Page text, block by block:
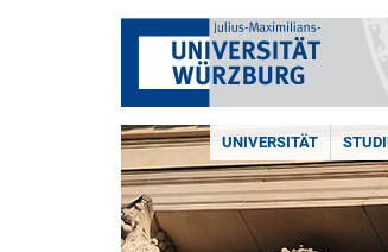
UNIVERSITÄT